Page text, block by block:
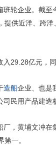
轮企业。截
提供近洋、跨
29.28亿元，
造船企业、也是
民用产品建造
，黄埔文冲
一。